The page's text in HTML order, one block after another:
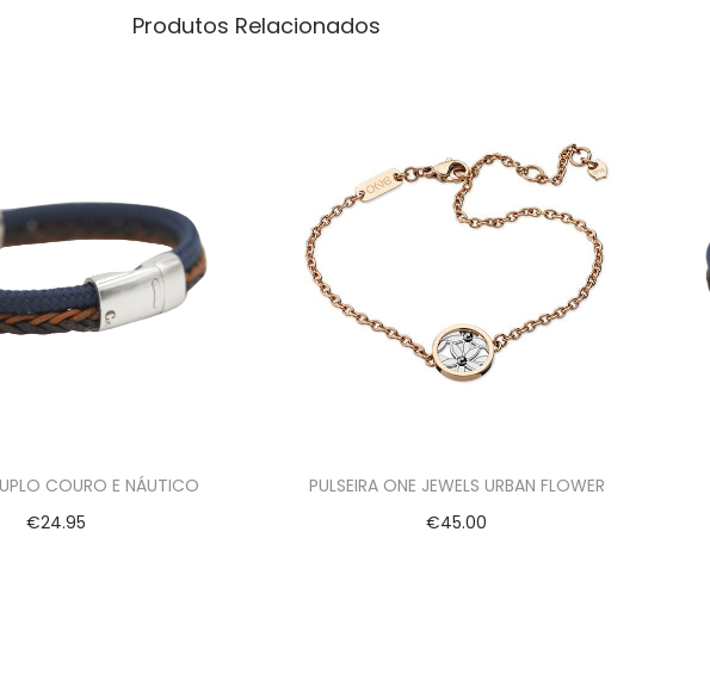
Produtos Relacionados
COURO E NÁUTICO
€24.95
PULSEIRA ONE JEWELS URBAN FLOWER
€45.00